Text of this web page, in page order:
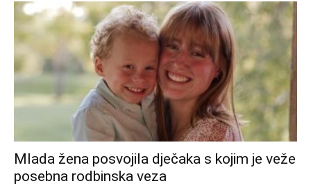
Mlada žena posvojila dječaka s kojim je veže
posebna rodbinska veza